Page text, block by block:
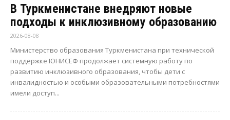
В Туркменистане внедряют новые
подходы к инклюзивному образованию
2026-08-08
Министерство образования Туркменистана при технической
поддержке ЮНИСЕФ продолжает системную работу по
развитию инклюзивного образования, чтобы дети с
инвалидностью и особыми образовательными потребностями
имели доступ...